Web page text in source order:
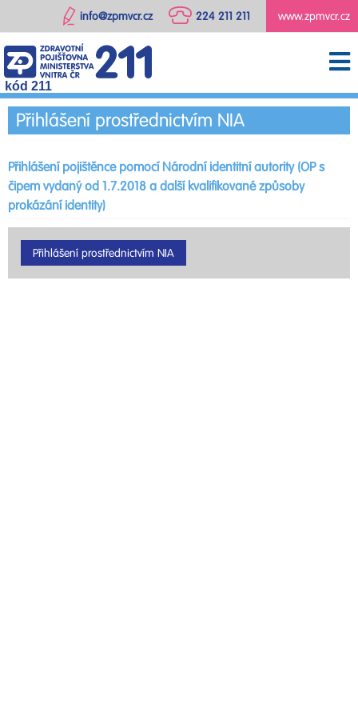
www.zpmvcr.cz
224 211 211
info@zpmvcr.cz
kód 211
Přihlášení prostřednictvím NIA
Přihlášení pojištěnce pomocí Národní identitní autority (OP s
čipem vydaný od 1.7.2018 a další kvalifikované způsoby
prokázání identity)